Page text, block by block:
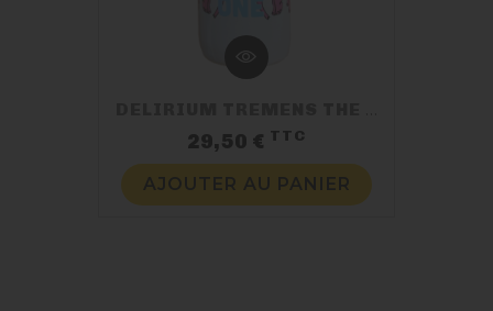
29,50 € TTC
AJOUTER AU PANIER